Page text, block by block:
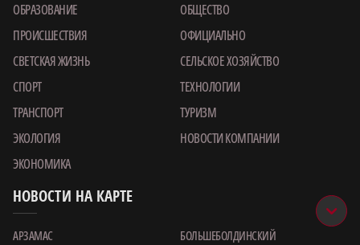
ОБРАЗОВАНИЕ
ОБЩЕСТВО
ПРОИСШЕСТВИЯ
ОФИЦИАЛЬНО
СВЕТСКАЯ ЖИЗНЬ
СЕЛЬСКОЕ ХОЗЯЙСТВО
СПОРТ
ТЕХНОЛОГИИ
ТРАНСПОРТ
ТУРИЗМ
ЭКОЛОГИЯ
НОВОСТИ КОМПАНИИ
ЭКОНОМИКА
НОВОСТИ НА КАРТЕ
АРЗАМАС
БОЛЬШЕБОЛДИНСКИЙ